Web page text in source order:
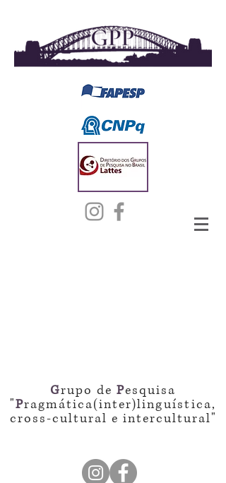
Grupo de Pesquisa
"Pragmática(inter)linguística,
cross-cultural e intercultural"